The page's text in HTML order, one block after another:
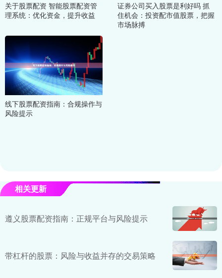
关于股票配资 智能股票配资管
理系统：优化资金，提升收益
证券公司买入股票是利好吗 抓
住机会：投资配市值股票，把握
市场脉搏
线下股票配资指南：合规操作与
风险提示
相关更新
遵义股票配资指南：正规平台与风险提示
带杠杆的股票：风险与收益并存的交易策略